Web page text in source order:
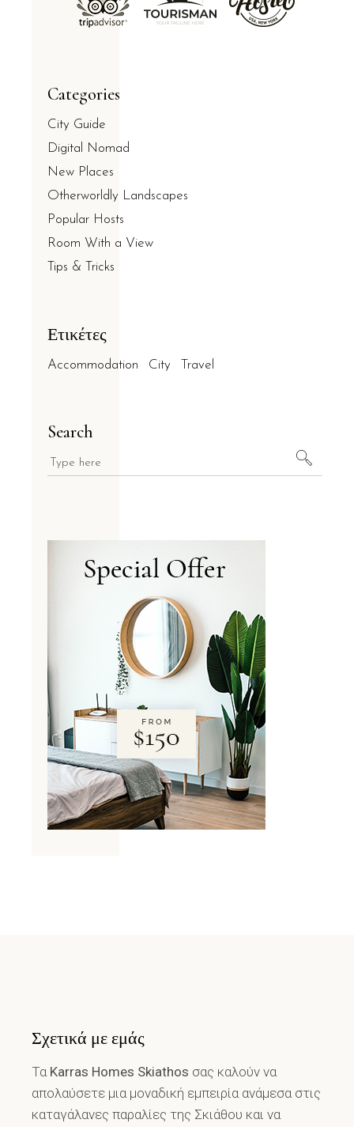
Categories
City Guide
Digital Nomad
New Places
Otherworldly Landscapes
Popular Hosts
Room With a View
Tips & Tricks
Ετικέτες
Accommodation City Travel
Search
Σχετικά με εμάς
Τα Karras Homes Skiathos σας καλούν να
απολαύσετε μια μοναδική εμπειρία ανάμεσα στις
καταγάλανες παραλίες της Σκιάθου και να